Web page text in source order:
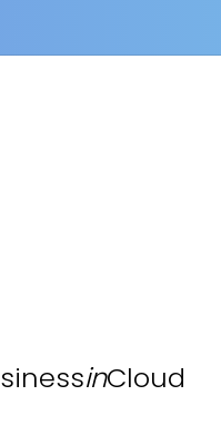
inCloud